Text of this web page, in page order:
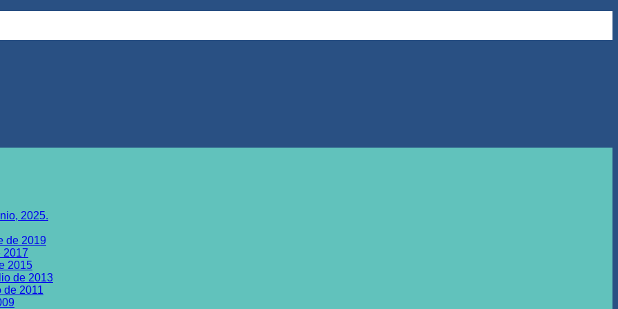
2025.
de 2019
2017
2015
de 2013
de 2011